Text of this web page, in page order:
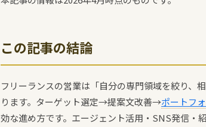
この記事の結論
フリーランスの営業は「自分の専門領域を絞り、
ります。ターゲット選定→提案文改善→ポートフ
効な進め方です。エージェント活用・SNS発信・